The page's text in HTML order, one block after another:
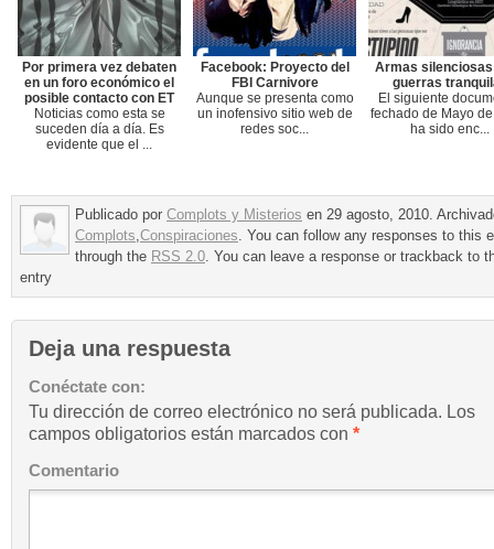
Por primera vez debaten
en un foro económico el
posible contacto con ET
Noticias como esta se
suceden día a día. Es
evidente que el ...
Facebook: Proyecto del
FBI Carnivore
Aunque se presenta como
un inofensivo sitio web de
redes soc...
Armas
guerras
El siguiente
fechado de Mayo
ha sido enc...
Publicado por Complots y Misterios en 29 agosto, 2010.
Complots Conspiraciones . You can follow any responses to this
through the RSS 2.0 . You can leave a response or trackback to
entry
Deja una respuesta
Conéctate con:
Tu dirección de correo electrónico no será publicada. Los
campos obligatorios están marcados con *
Comentario